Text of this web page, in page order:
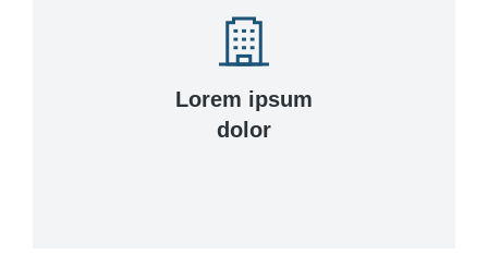
Lorem ipsum
dolor
Lacinia sapien - et hendrerit tincidunt, ante
urna interdum nunc, quis venenatis!
View Details